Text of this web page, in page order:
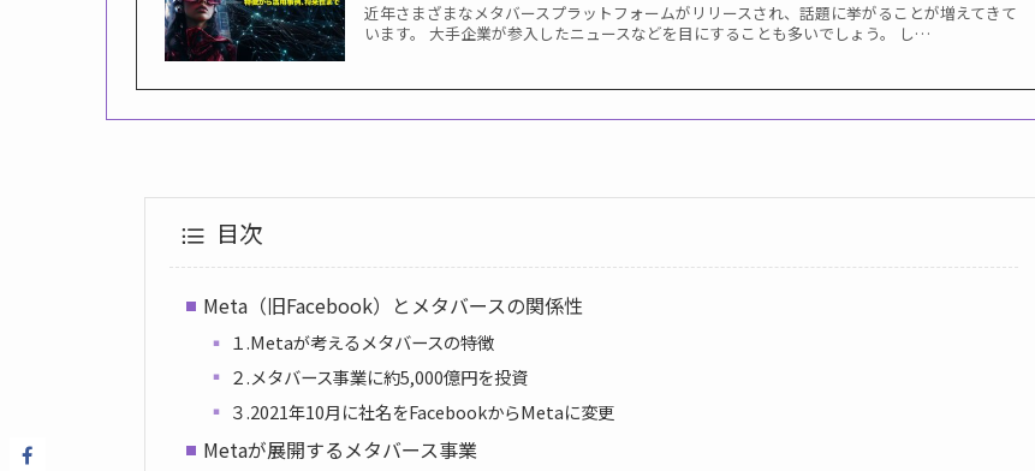
近年さまざまなメタバースプラットフォームがリリースされ、話題に挙がることが増えてきて
います。 大手企業が参入したニュースなどを目にすることも多いでしょう。 し…
目次
Meta（旧Facebook）とメタバースの関係性
１.Metaが考えるメタバースの特徴
２.メタバース事業に約5,000億円を投資
３.2021年10月に社名をFacebookからMetaに変更
Metaが展開するメタバース事業